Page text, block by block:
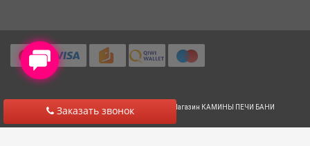
Заказать звонок
© 2012-2025 Все права защищены Салон-Магазин КАМИНЫ ПЕЧИ БАНИ